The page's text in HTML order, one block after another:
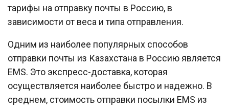
тарифы на отправку почты в Россию, в
зависимости от веса и типа отправления.
Одним из наиболее популярных способов
отправки почты из Казахстана в Россию является
EMS. Это экспресс-доставка, которая
осуществляется наиболее быстро и надежно. В
среднем, стоимость отправки посылки EMS из